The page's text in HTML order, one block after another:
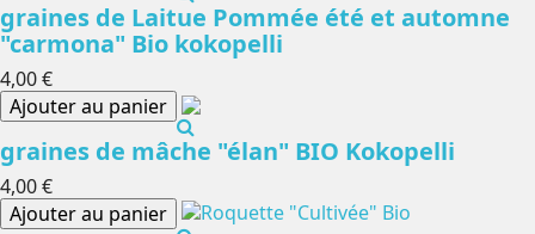
graines de Laitue Pommée été et automne
"carmona" Bio kokopelli
4,00 €
Ajouter au panier
graines de mâche "élan" BIO Kokopelli
4,00 €
Ajouter au panier